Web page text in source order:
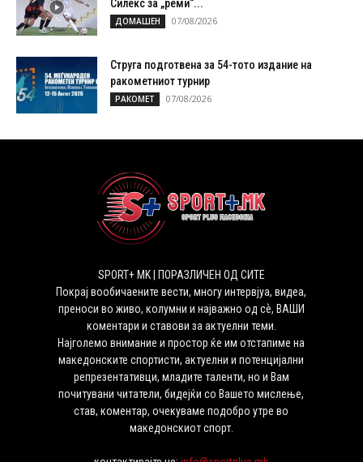
Силекс за „реми“...
ДОМАШЕН 07/08/2026
Струга подготвена за 54-тото издание на
ракометниот турнир
РАКОМЕТ 07/08/2026
SPORT+ MK | ПОРАЗЛИЧЕН ОД СИТЕ
Покрај вообичаените вести, многу интервјуа, видеа,
преноси во живо, колумни и најважно од сѐ, ВАШИ
коментари и ставови за актуелни теми.
Најголемо внимание и простор ќе им отстапиме на
македонските спортисти, актуелни и потенцијални
репрезентативци, младите таленти, но и Вам
почитувани читатели, бидејќи со Вашето мислење,
став, коментар, очекуваме подобро утре во
македонскиот спорт.